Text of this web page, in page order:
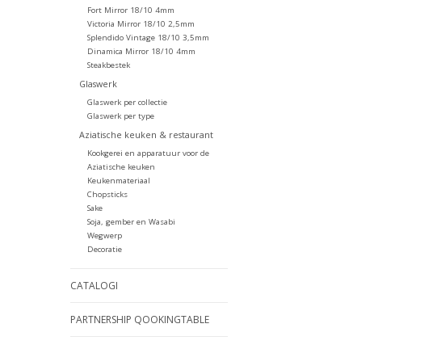
Fort Mirror 18/10 4mm
Victoria Mirror 18/10 2,5mm
Splendido Vintage 18/10 3,5mm
Dinamica Mirror 18/10 4mm
Steakbestek
Glaswerk
Glaswerk per collectie
Glaswerk per type
Aziatische keuken & restaurant
Kookgerei en apparatuur voor de
Aziatische keuken
Keukenmateriaal
Chopsticks
Sake
Soja, gember en Wasabi
Wegwerp
Decoratie
CATALOGI
PARTNERSHIP QOOKINGTABLE